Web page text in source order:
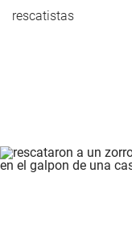
rescatistas